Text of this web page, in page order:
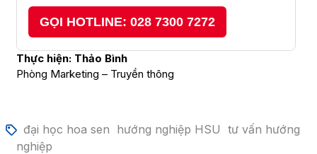
GỌI HOTLINE: 028 7300 7272
Thực hiện: Thảo Bình
Phòng Marketing – Truyền thông
đại học hoa sen hướng nghiệp HSU tư vấn hướng
nghiệp